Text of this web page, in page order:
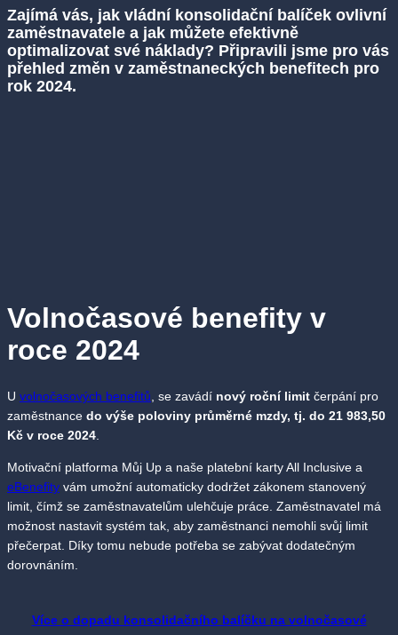
Zajímá vás, jak vládní konsolidační balíček ovlivní
zaměstnavatele a jak můžete efektivně
optimalizovat své náklady? Připravili jsme pro vás
přehled změn v zaměstnaneckých benefitech pro
rok 2024.
Volnočasové benefity v
roce 2024
U volnočasových benefitů , se zavádí nový roční limit čerpání pro
zaměstnance do výše poloviny průměrné mzdy, tj. do 21 983,50
Kč v roce 2024
Motivační platforma Můj Up a naše platební karty All Inclusive a
eBenefity vám umožní automaticky dodržet zákonem stanovený
limit, čímž se zaměstnavatelům ulehčuje práce. Zaměstnavatel má
možnost nastavit systém tak, aby zaměstnanci nemohli svůj limit
přečerpat. Díky tomu nebude potřeba se zabývat dodatečným
dorovnáním.
Více o dopadu konsolidačního balíčku na volnočasové